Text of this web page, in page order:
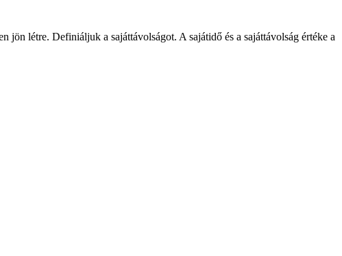
létre. Definiáljuk a sajáttávolságot. A sajátidő és a sajáttávolság értéke a